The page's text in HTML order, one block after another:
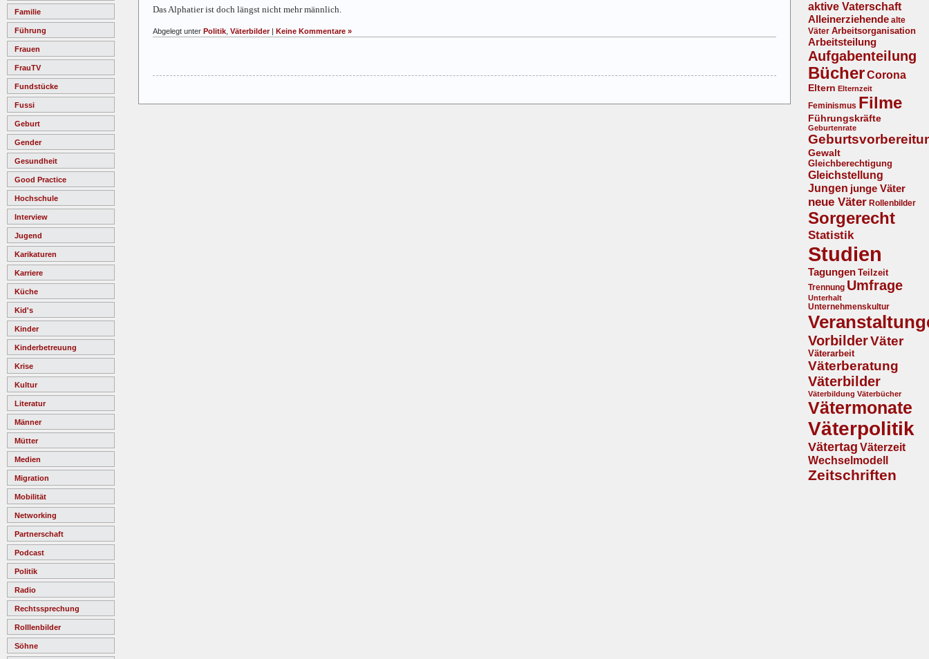
Familie
Führung
Frauen
FrauTV
Fundstücke
Fussi
Geburt
Gender
Gesundheit
Good Practice
Hochschule
Interview
Jugend
Karikaturen
Karriere
Küche
Kid's
Kinder
Kinderbetreuung
Krise
Kultur
Literatur
Männer
Mütter
Medien
Migration
Mobilität
Networking
Partnerschaft
Podcast
Politik
Radio
Rechtssprechung
Rolllenbilder
Söhne
aktive Vaterschaft
Alleinerziehende alte
Väter Arbeitsorganisation
Arbeitsteilung
Aufgabenteilung
BücherCorona
Eltern Elternzeit
Feminismus Filme
Führungskräfte
Geburtenrate
Gewalt
Gleichberechtigung
Gleichstellung
Jungen junge Väter
neue Väter Rollenbilder
Sorgerecht
Statistik
Studien
Tagungen Teilzeit
Trennung Umfrage
Unterhalt
Unternehmenskultur
VorbilderVäter
Väterarbeit
Väterberatung
Väterbilder
Väterbildung Väterbücher
Vätermonate
Väterpolitik
Vätertag Väterzeit
Wechselmodell
Zeitschriften
Das Alphatier ist doch längst nicht mehr männlich.
Abgelegt unter Politik Väterbilder| Keine Kommentare »